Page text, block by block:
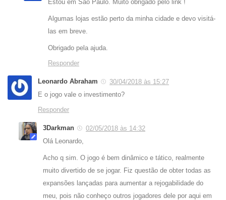
Estou em São Paulo. Muito obrigado pelo link !
Algumas lojas estão perto da minha cidade e devo visitá-
las em breve.
Obrigado pela ajuda.
Responder
Leonardo Abraham
30/04/2018 às 15:27
E o jogo vale o investimento?
Responder
3Darkman
02/05/2018 às 14:32
Olá Leonardo,
Acho q sim. O jogo é bem dinâmico e tático, realmente
muito divertido de se jogar. Fiz questão de obter todas as
expansões lançadas para aumentar a rejogabilidade do
meu, pois não conheço outros jogadores dele por aqui em